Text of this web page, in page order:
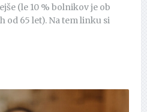
(le 10 % bolnikov je ob
od 65 let). Na tem linku si